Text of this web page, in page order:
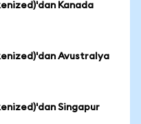
Kanada
Avustralya
Singapur